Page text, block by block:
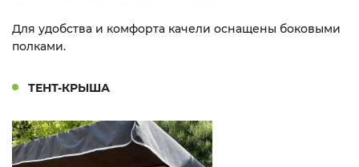
Для удобства и комфорта качели оснащены боковыми
полками.
ТЕНТ-КРЫША